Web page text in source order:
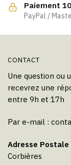
Paiement
PayPal /
CONTACT
Une question ou
recevrez une
entre 9h et 17h
Par e-mail :
Adresse Postale
Corbières